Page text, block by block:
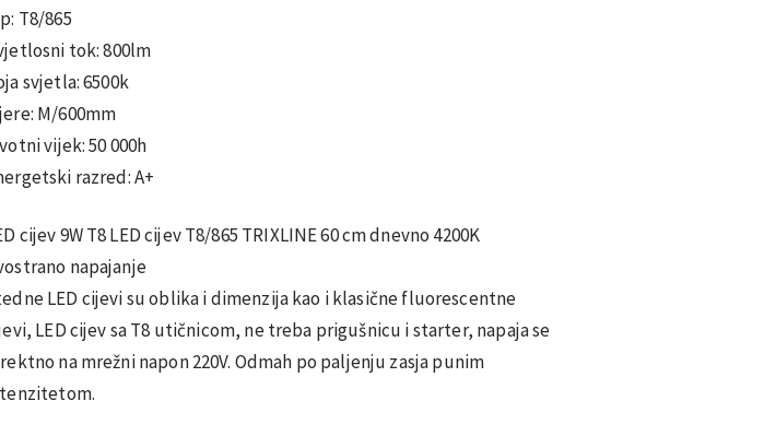
T8/865
tok: 800lm
svjetla: 6500k
M/600mm
vijek: 50 000h
razred: A+
cijev 9W T8 LED cijev T8/865 TRIXLINE 60 cm dnevno 4200K
napajanje
LED cijevi su oblika i dimenzija kao i klasične fluorescentne
LED cijev sa T8 utičnicom, ne treba prigušnicu i starter, napaja se
na mrežni napon 220V. Odmah po paljenju zasja punim